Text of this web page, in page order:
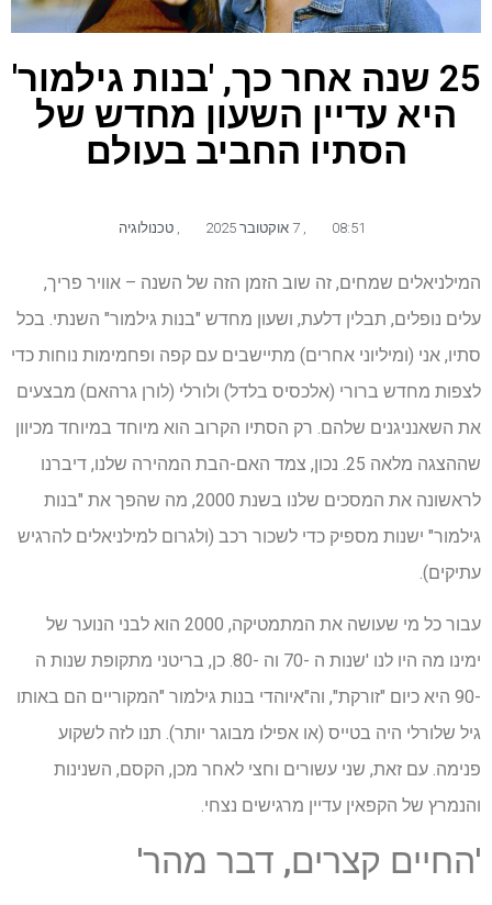
25 שנה אחר כך, 'בנות גילמור'
היא עדיין השעון מחדש של
הסתיו החביב בעולם
08:51 7 אוקטובר 2025 טכנולוגיה
המילניאלים שמחים, זה שוב הזמן הזה של השנה – אוויר פריך,
עלים נופלים, תבלין דלעת, ושעון מחדש "בנות גילמור" השנתי. בכל
סתיו, אני (ומיליוני אחרים) מתיישבים עם קפה ופחמימות נוחות כדי
לצפות מחדש ברורי (אלכסיס בלדל) ולורלי (לורן גרהאם) מבצעים
את השאנניגנים שלהם. רק הסתיו הקרוב הוא מיוחד במיוחד מכיוון
שההצגה מלאה 25. נכון, צמד האם-הבת המהירה שלנו, דיברנו
לראשונה את המסכים שלנו בשנת 2000, מה שהפך את "בנות
גילמור" ישנות מספיק כדי לשכור רכב (ולגרום למילניאלים להרגיש
עתיקים).
עבור כל מי שעושה את המתמטיקה, 2000 הוא לבני הנוער של
ימינו מה היו לנו 'שנות ה -70 וה -80. כן, בריטני מתקופת שנות ה
-90 היא כיום "זורקת", וה"איוהדי בנות גילמור "המקוריים הם באותו
גיל שלורלי היה בטייס (או אפילו מבוגר יותר). תנו לזה לשקוע
פנימה. עם זאת, שני עשורים וחצי לאחר מכן, הקסם, השנינות
והנמרץ של הקפאין עדיין מרגישים נצחי.
'החיים קצרים, דבר מהר'